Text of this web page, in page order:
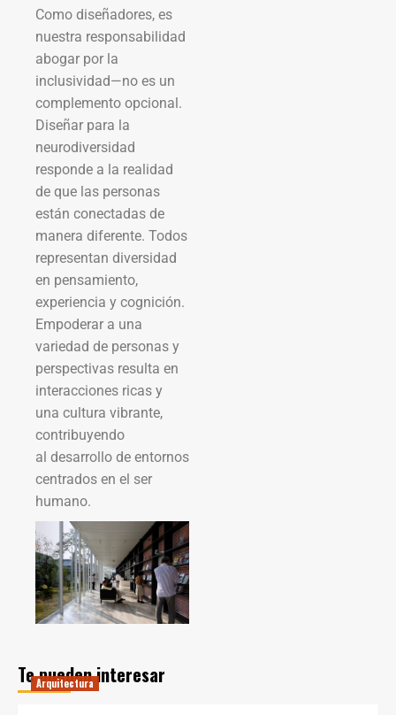
Como diseñadores, es
nuestra responsabilidad
abogar por la
inclusividad—no es un
complemento opcional.
Diseñar para la
neurodiversidad
responde a la realidad
de que las personas
están conectadas de
manera diferente. Todos
representan diversidad
en pensamiento,
experiencia y cognición.
Empoderar a una
variedad de personas y
perspectivas resulta en
interacciones ricas y
una cultura vibrante,
contribuyendo
al desarrollo de entornos
centrados en el ser
humano.
Te pueden interesar
Arquitectura